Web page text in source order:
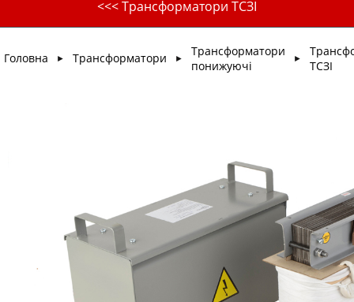
<<< Трансформатори ТСЗІ
Головна ► Трансформатори ►
Трансформатори
понижуючі
►
ТСЗІ